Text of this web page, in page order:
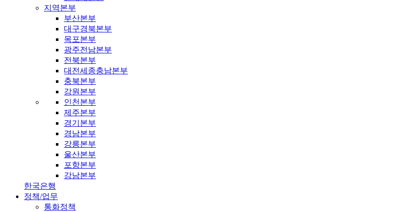
지역본부
부산본부
대구경북본부
목포본부
광주전남본부
전북본부
대전세종충남본부
충북본부
강원본부
인천본부
제주본부
경기본부
경남본부
강릉본부
울산본부
포항본부
강남본부
한국은행
정책/업무
통화정책